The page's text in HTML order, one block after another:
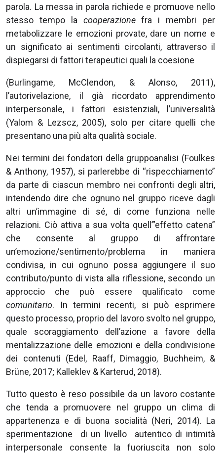
parola. La messa in parola richiede e promuove nello
stesso tempo la cooperazionefra i membri per
metabolizzare le emozioni provate, dare un nome e
un significato ai sentimenti circolanti, attraverso il
dispiegarsi di fattori terapeutici quali la coesione
(Burlingame, McClendon, & Alonso, 2011),
l’autorivelazione, il già ricordato apprendimento
interpersonale, i fattori esistenziali, l’universalità
(Yalom & Lezscz, 2005), solo per citare quelli che
presentano una più alta qualità sociale.
Nei termini dei fondatori della gruppoanalisi (Foulkes
& Anthony, 1957), si parlerebbe di “rispecchiamento”
da parte di ciascun membro nei confronti degli altri,
intendendo dire che ognuno nel gruppo riceve dagli
altri un’immagine di sé, di come funziona nelle
relazioni. Ciò attiva a sua volta quell’”effetto catena”
che consente al gruppo di affrontare
un’emozione/sentimento/problema in maniera
condivisa, in cui ognuno possa aggiungere il suo
contributo/punto di vista alla riflessione, secondo un
approccio che può essere qualificato come
comunitario. In termini recenti, si può esprimere
questo processo, proprio del lavoro svolto nel gruppo,
quale scoraggiamento dell’azione a favore della
mentalizzazione delle emozioni e della condivisione
dei contenuti (Edel, Raaff, Dimaggio, Buchheim, &
Brüne, 2017; Kalleklev & Karterud, 2018).
Tutto questo è reso possibile da un lavoro costante
che tenda a promuovere nel gruppo un clima di
appartenenza e di buona socialità (Neri, 2014). La
sperimentazione di un livello autentico di intimità
interpersonale consente la fuoriuscita non solo